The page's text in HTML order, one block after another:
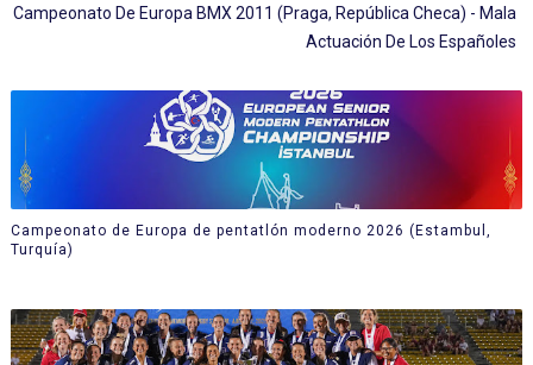
Campeonato De Europa BMX 2011 (Praga, República Checa) - Mala
Actuación De Los Españoles
Campeonato de Europa de pentatlón moderno 2026 (Estambul,
Turquía)